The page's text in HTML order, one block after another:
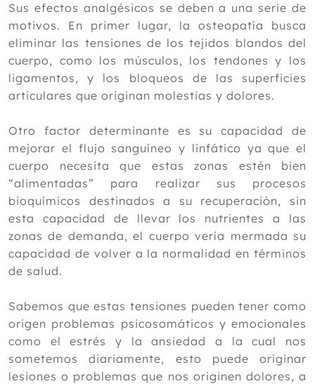
2021
2020
2019
2018
2016
2015
2014
2013
2012
Sus efectos analgésicos se deben a una serie de
motivos. En primer lugar, la osteopatía busca
eliminar las tensiones de los tejidos blandos del
cuerpo, como los músculos, los tendones y los
ligamentos, y los bloqueos de las superficies
articulares que originan molestias y dolores.
Otro factor determinante es su capacidad de
mejorar el flujo sanguíneo y linfático ya que el
cuerpo necesita que estas zonas estén bien
“alimentadas” para realizar sus procesos
bioquímicos destinados a su recuperación, sin
esta capacidad de llevar los nutrientes a las
zonas de demanda, el cuerpo vería mermada su
capacidad de volver a la normalidad en términos
de salud.
Sabemos que estas tensiones pueden tener como
origen problemas psicosomáticos y emocionales
como el estrés y la ansiedad a la cual nos
sometemos diariamente, esto puede originar
lesiones o problemas que nos originen dolores, a